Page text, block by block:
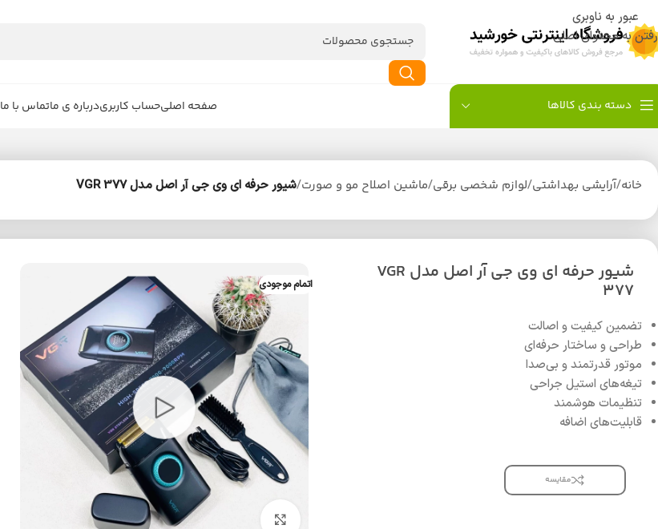
عبور به ناوبری
رفتن به محتوای اصلی
دسته بندی کالاها صفحه اصلیحساب کاربریدرباره ی ماتماس با ما
خانه/آرایشی بهداشتی/لوازم شخصی برقی/ماشین اصلاح مو و صورت/شیور حرفه ای وی جی آر اصل مدل VGR 377
شیور حرفه ای وی جی آر اصل مدل VGR
377
تضمین کیفیت و اصالت
طراحی و ساختار حرفه‌ای
موتور قدرتمند و بی‌صدا
تیغه‌های استیل جراحی
تنظیمات هوشمند
قابلیت‌های اضافه
مقایسه
اتمام موجودی
بزرگنمایی تصویر